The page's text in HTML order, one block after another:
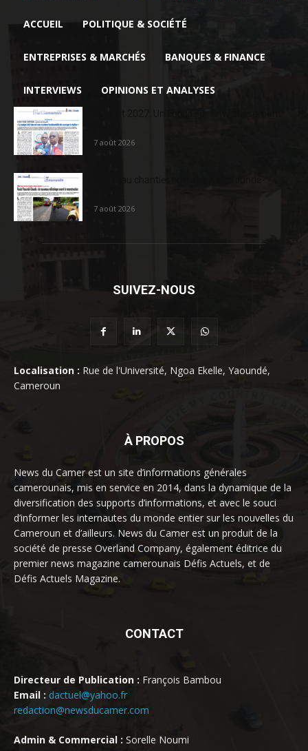
ACCUEIL POLITIQUE & SOCIÉTÉ
ENTREPRISES & MARCHÉS BANQUES & FINANCE
INTERVIEWS OPINIONS ET ANALYSES
7 août 2026
7 août 2026
SUIVEZ-NOUS
Localisation : Rue de l'Université, Ngoa Ekelle, Yaoundé,
Cameroun
À PROPOS
News du Camer est un site d’informations générales
camerounais, mis en service en 2014, dans la dynamique de la
diversification des supports d’informations, et avec le souci
d’informer les internautes du monde entier sur les nouvelles du
Cameroun et d’ailleurs. News du Camer est un produit de la
société de presse Overland Company, également éditrice du
premier news magazine camerounais Défis Actuels, et de
Défis Actuels Magazine.
CONTACT
Directeur de Publication : François Bambou
Email : dactuel@yahoo.fr
redaction@newsducamer.com
Admin & Commercial : Sorelle Noumi